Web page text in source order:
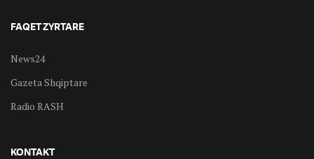
FAQET ZYRTARE
News24
Gazeta Shqiptare
Radio RASH
KONTAKT